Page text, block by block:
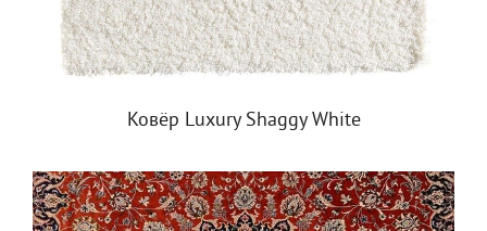
Ковёр Luxury Shaggy White